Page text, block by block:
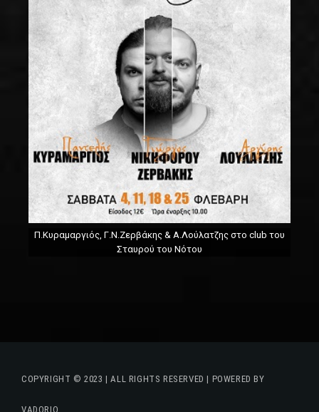
Π.Κυραμαργιός, Γ.Ν.Ζερβάκης & Α.Λούλατζης στο club του
Σταυρού του Νότου
COPYRIGHT © 2023 | ALL RIGHTS RESERVED | POWERED BY
VADORIO